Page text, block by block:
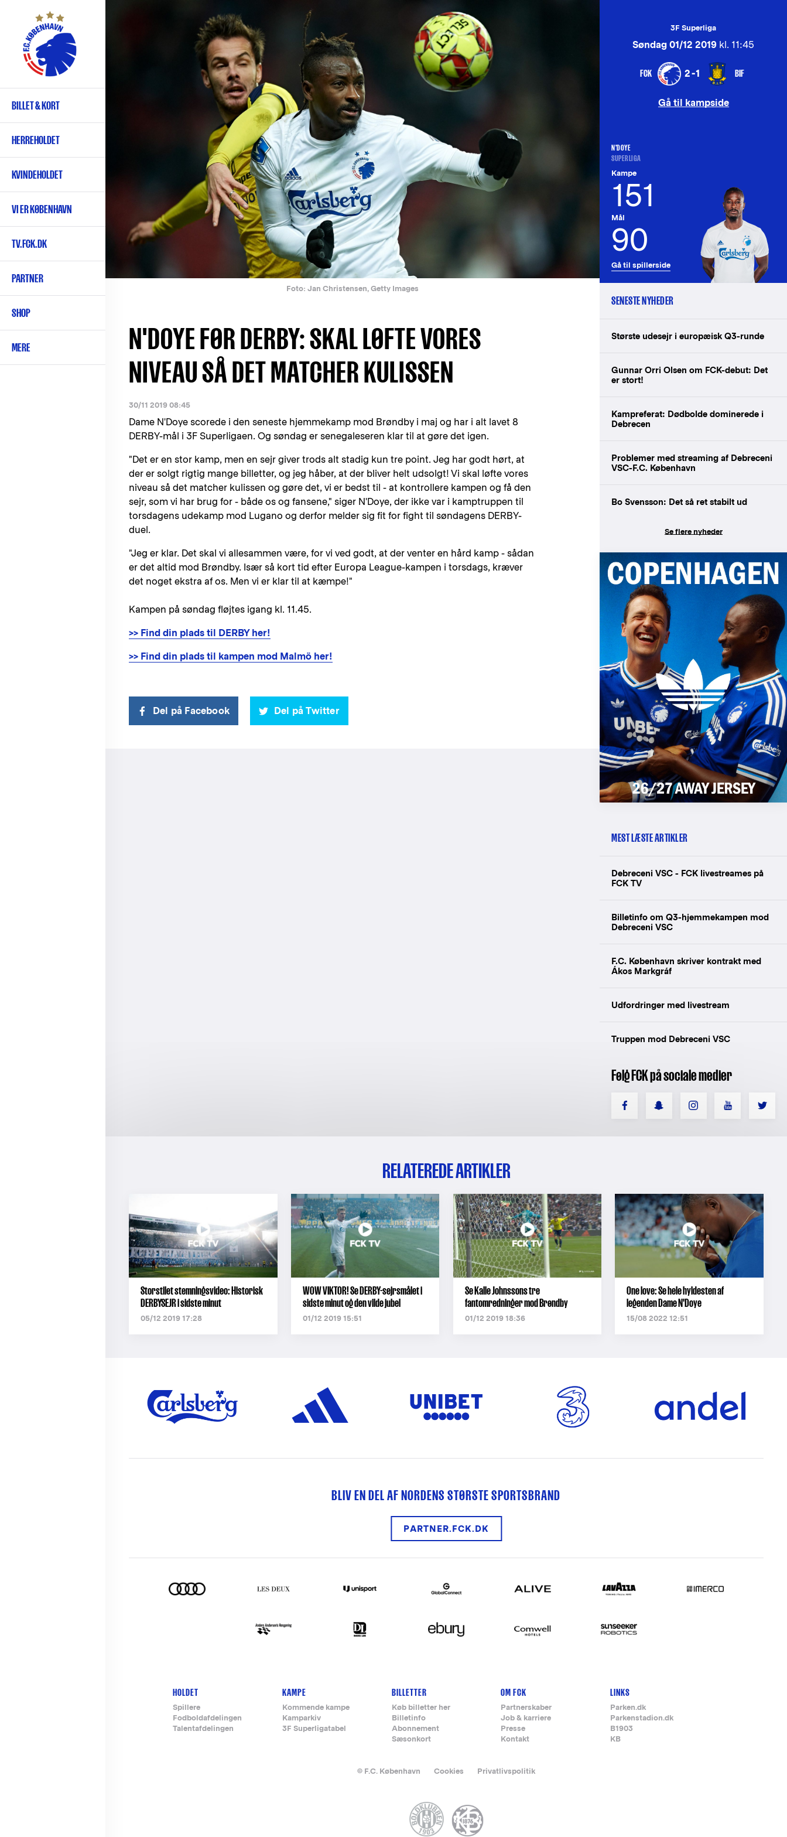
hovedindhold
Primær
navigation
BILLET & KORT
HERREHOLDET
KVINDEHOLDET
VI ER KØBENHAVN
TV.FCK.DK
PARTNER
SHOP
MERE
Foto: Jan Christensen, Getty Images
N'DOYE FØR DERBY: SKAL LØFTE VORES
NIVEAU SÅ DET MATCHER KULISSEN
30/11 2019 08:45
Dame N'Doye scorede i den seneste hjemmekamp mod Brøndby i maj og har i alt lavet 8
DERBY-mål i 3F Superligaen. Og søndag er senegaleseren klar til at gøre det igen.
"Det er en stor kamp, men en sejr giver trods alt stadig kun tre point. Jeg har godt hørt, at
der er solgt rigtig mange billetter, og jeg håber, at der bliver helt udsolgt! Vi skal løfte vores
niveau så det matcher kulissen og gøre det, vi er bedst til - at kontrollere kampen og få den
sejr, som vi har brug for - både os og fansene," siger N'Doye, der ikke var i kamptruppen til
torsdagens udekamp mod Lugano og derfor melder sig fit for fight til søndagens DERBY-
duel.
"Jeg er klar. Det skal vi allesammen være, for vi ved godt, at der venter en hård kamp - sådan
er det altid mod Brøndby. Især så kort tid efter Europa League-kampen i torsdags, kræver
det noget ekstra af os. Men vi er klar til at kæmpe!"
Kampen på søndag fløjtes igang kl. 11.45.
>> Find din plads til DERBY her!
>> Find din plads til kampen mod Malmö her!
Del på Facebook Del på Twitter
3F Superliga
Søndag 01/12 2019 kl. 11:45
FCK 2-1 BIF
Gå til kampside
N'DOYE
SUPERLIGA
Kampe
151
Mål
90
Gå til spillerside
SENESTE NYHEDER
Største udesejr i europæisk Q3-runde
Gunnar Orri Olsen om FCK-debut: Det
er stort!
Kampreferat: Dødbolde dominerede i
Debrecen
Problemer med streaming af Debreceni
VSC-F.C. København
Bo Svensson: Det så ret stabilt ud
Se flere nyheder
MEST LÆSTE ARTIKLER
Debreceni VSC - FCK livestreames på
FCK TV
Billetinfo om Q3-hjemmekampen mod
Debreceni VSC
F.C. København skriver kontrakt med
Ákos Markgráf
Udfordringer med livestream
Truppen mod Debreceni VSC
Følg FCK på sociale medier
RELATEREDE ARTIKLER
Storstilet stemningsvideo: Historisk
DERBYSEJR i sidste minut
05/12 2019 17:28
WOW VIKTOR! Se DERBY-sejrsmålet i
sidste minut og den vilde jubel
01/12 2019 15:51
Se Kalle Johnssons tre
fantomredninger mod Brøndby
01/12 2019 18:36
One love: Se hele hyldesten af
legenden Dame N'Doye
15/08 2022 12:51
BLIV EN DEL AF NORDENS STØRSTE SPORTSBRAND
PARTNER.FCK.DK
Footer-
menu
HOLDET
Spillere
Fodboldafdelingen
Talentafdelingen
KAMPE
Kommende kampe
Kamparkiv
3F Superligatabel
BILLETTER
Køb billetter her
Billetinfo
Abonnement
Sæsonkort
OM FCK
Partnerskaber
Job & karriere
Presse
Kontakt
LINKS
Parken.dk
Parkenstadion.dk
B1903
KB
© F.C. København Cookies Privatlivspolitik